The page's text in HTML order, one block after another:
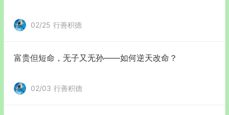
02/25 行善积德
富贵但短命，无子又无孙——如何逆天改命？
02/03 行善积德